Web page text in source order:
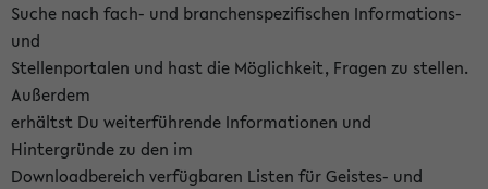
Suche nach fach- und branchenspezifischen Informations-
und
Stellenportalen und hast die Möglichkeit, Fragen zu stellen.
Außerdem
erhältst Du weiterführende Informationen und
Hintergründe zu den im
Downloadbereich verfügbaren Listen für Geistes- und